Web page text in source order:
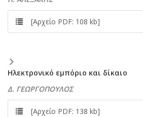
[Αρχείο PDF: 108 kb]
Ηλεκτρονικό εμπόριο και δίκαιο
Δ. ΓΕΩΡΓΟΠΟΥΛΟΣ
[Αρχείο PDF: 138 kb]